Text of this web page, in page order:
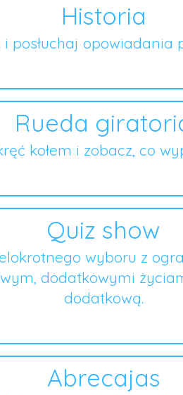
Historia
posłuchaj opowiadania
Rueda
kołem i zobacz, co
Quiz show
wyboru z
dodatkowymi
dodatkową.
Abrecajas